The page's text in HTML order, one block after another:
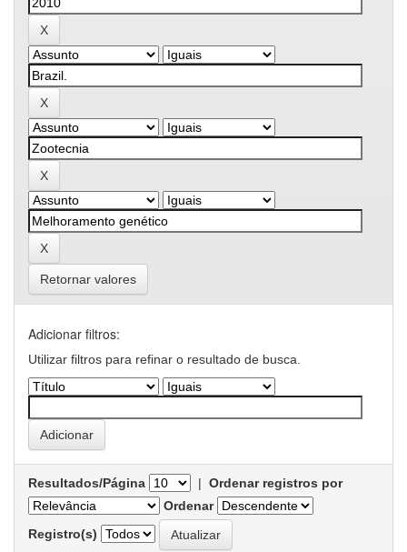
Retornar valores
Adicionar filtros:
Utilizar filtros para refinar o resultado de busca.
Resultados/Página | Ordenar registros por
Ordenar
Registro(s)